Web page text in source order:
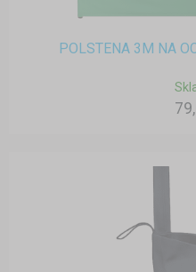
POLSTENA 3M NA